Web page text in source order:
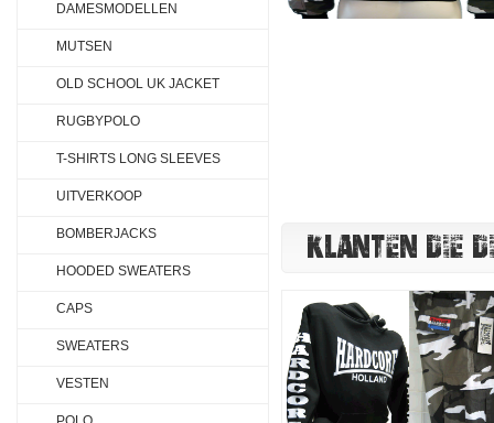
KLANTEN DIE
DAMESMODELLEN
MUTSEN
OLD SCHOOL UK JACKET
RUGBYPOLO
T-SHIRTS LONG SLEEVES
UITVERKOOP
BOMBERJACKS
HOODED SWEATERS
CAPS
SWEATERS
VESTEN